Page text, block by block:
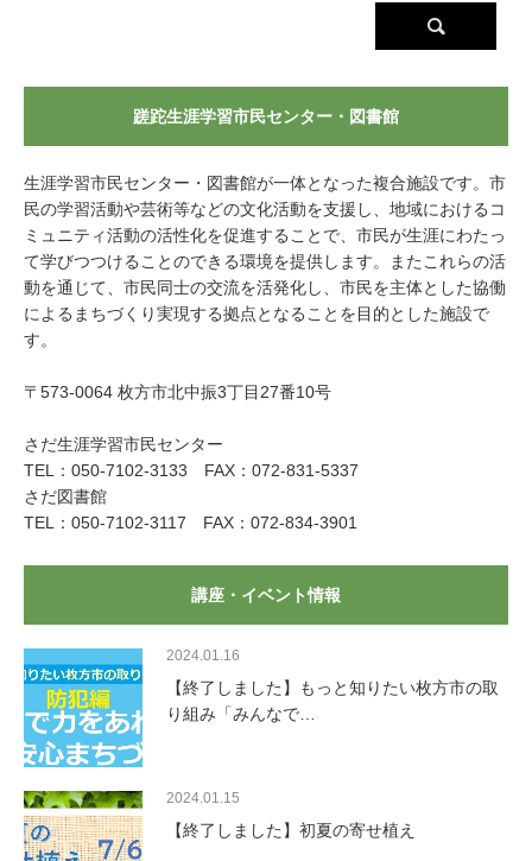
蹉跎生涯学習市民センター・図書館
生涯学習市民センター・図書館が一体となった複合施設です。市
民の学習活動や芸術等などの文化活動を支援し、地域におけるコ
ミュニティ活動の活性化を促進することで、市民が生涯にわたっ
て学びつつけることのできる環境を提供します。またこれらの活
動を通じて、市民同士の交流を活発化し、市民を主体とした協働
によるまちづくり実現する拠点となることを目的とした施設で
す。
〒573-0064 枚方市北中振3丁目27番10号
さだ生涯学習市民センター
TEL：050-7102-3133 FAX：072-831-5337
さだ図書館
TEL：050-7102-3117 FAX：072-834-3901
講座・イベント情報
2024.01.16
【終了しました】もっと知りたい枚方市の取
り組み「みんなで…
2024.01.15
【終了しました】初夏の寄せ植え